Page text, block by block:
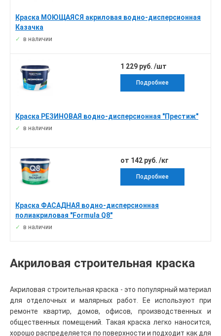
Краска МОЮЩАЯСЯ акриловая водно-дисперсионная
Казачка
в наличии
Краска РЕЗИНОВАЯ водно-дисперсионная "Престиж"
в наличии
1 229 руб. /шт
Подробнее
Краска ФАСАДНАЯ водно-дисперсионная
полиакриловая "Formula Q8"
в наличии
от 142 руб. /кг
Подробнее
Акриловая строительная краска
Акриловая строительная краска - это популярный материал
для отделочных и малярных работ. Ее используют при
ремонте квартир, домов, офисов, производственных и
общественных помещений. Такая краска легко наносится,
хорошо распределяется по поверхности и подходит как для